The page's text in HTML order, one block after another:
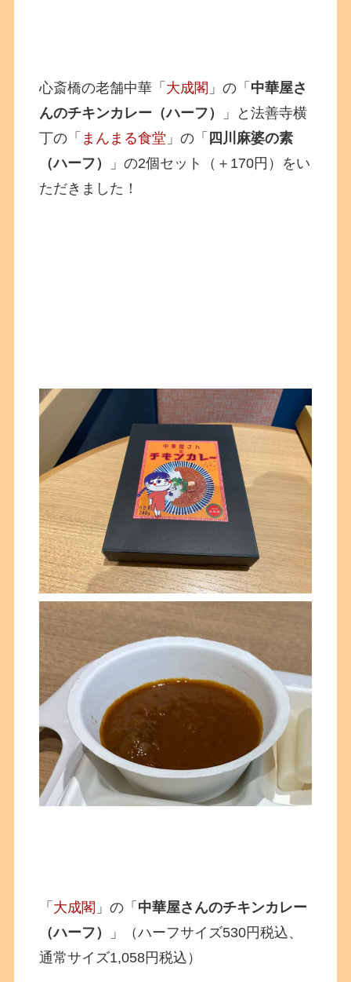
心斎橋の老舗中華「 大成閣 」の「 中華屋さ
んのチキンカレー（ハーフ）
」と法善寺横
丁の「 まんまる食堂 」の「 四川麻婆の素
（ハーフ）
」の2個セット（＋170円）をい
ただきました！
「 大成閣 」の「 中華屋さんのチキンカレー
（ハーフ）
」（ハーフサイズ530円税込、
通常サイズ1,058円税込）